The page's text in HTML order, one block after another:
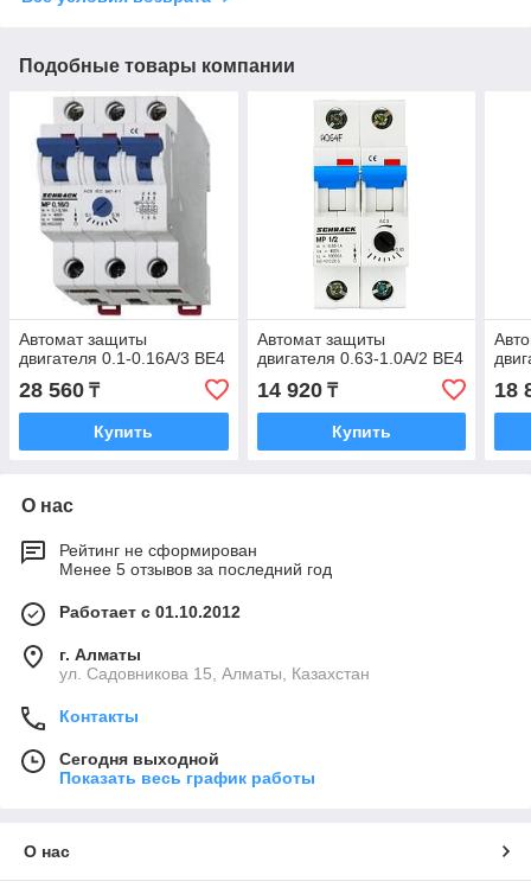
Подобные товары компании
Автомат защиты
двигателя 0.1-0.16А/3 BE4
28 560 ₸
Купить
Автомат защиты
двигателя 0.63-1.0А/2 BE4
14 920₸
Купить
18
О нас
Рейтинг не сформирован
Менее 5 отзывов за последний год
Работает с 01.10.2012
г. Алматы
ул. Садовникова 15, Алматы, Казахстан
Контакты
Сегодня выходной
Показать весь график работы
О нас